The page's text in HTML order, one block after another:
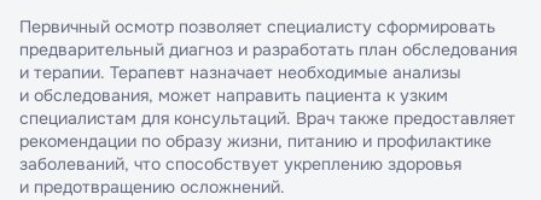
Первичный осмотр позволяет специалисту сформировать
предварительный диагноз и разработать план обследования
и терапии. Терапевт назначает необходимые анализы
и обследования, может направить пациента к узким
специалистам для консультаций. Врач также предоставляет
рекомендации по образу жизни, питанию и профилактике
заболеваний, что способствует укреплению здоровья
и предотвращению осложнений.